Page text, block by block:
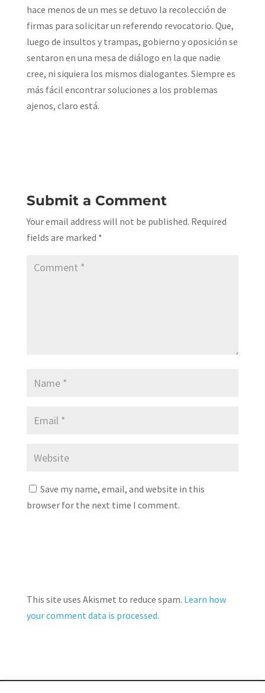
hace menos de un mes se detuvo la recolección de
firmas para solicitar un referendo revocatorio. Que,
luego de insultos y trampas, gobierno y oposición se
sentaron en una mesa de diálogo en la que nadie
cree, ni siquiera los mismos dialogantes. Siempre es
más fácil encontrar soluciones a los problemas
ajenos, claro está.
Submit a Comment
Your email address will not be published. Required
fields are marked *
Save my name, email, and website in this
browser for the next time I comment.
This site uses Akismet to reduce spam. Learn how
your comment data is processed.